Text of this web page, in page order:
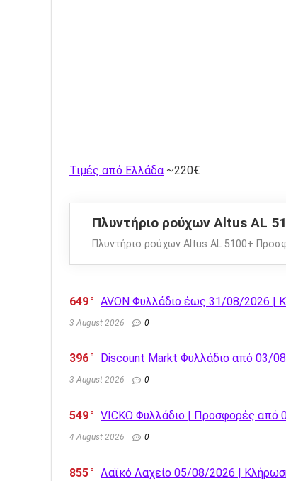
Τιμές από Ελλάδα ~220€
Πλυντήριο ρούχων Altus AL
Πλυντήριο ρούχων Altus AL 5100+
649 AVON Φυλλάδιο έως 31/08/2026 |
3 August 2026 0
396 Discount Markt Φυλλάδιο από 03/
3 August 2026 0
549 VICKO Φυλλάδιο | Προσφορές από
4 August 2026 0
855 Λαϊκό Λαχείο 05/08/2026 |